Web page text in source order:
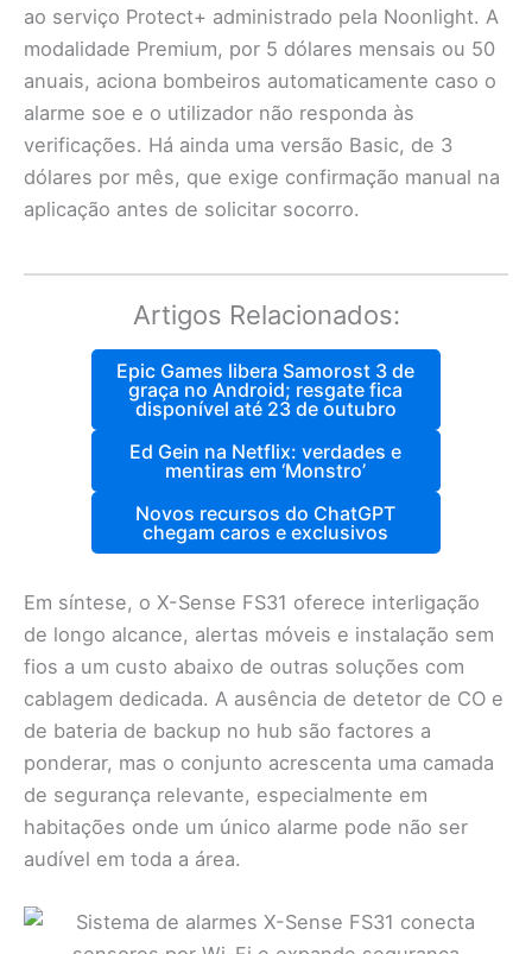
ao serviço Protect+ administrado pela Noonlight. A
modalidade Premium, por 5 dólares mensais ou 50
anuais, aciona bombeiros automaticamente caso o
alarme soe e o utilizador não responda às
verificações. Há ainda uma versão Basic, de 3
dólares por mês, que exige confirmação manual na
aplicação antes de solicitar socorro.
Artigos Relacionados:
Epic Games libera Samorost 3 de
graça no Android; resgate fica
disponível até 23 de outubro
Ed Gein na Netflix: verdades e
mentiras em ‘Monstro’
Novos recursos do ChatGPT
chegam caros e exclusivos
Em síntese, o X-Sense FS31 oferece interligação
de longo alcance, alertas móveis e instalação sem
fios a um custo abaixo de outras soluções com
cablagem dedicada. A ausência de detetor de CO e
de bateria de backup no hub são factores a
ponderar, mas o conjunto acrescenta uma camada
de segurança relevante, especialmente em
habitações onde um único alarme pode não ser
audível em toda a área.